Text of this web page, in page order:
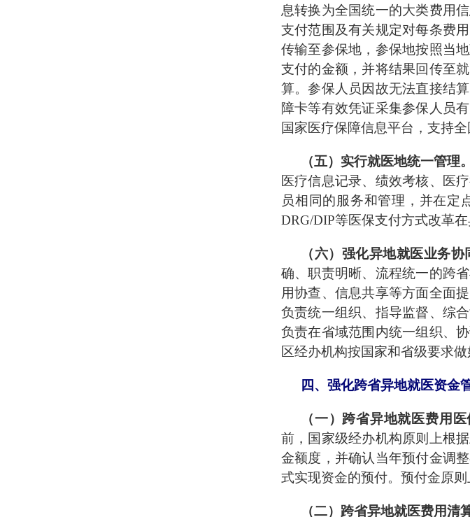
息转换为全国统一的大类费用
支付范围及有关规定对每条费
传输至参保地，参保地按照当
支付的金额，并将结果回传至
算。参保人员因故无法直接结
障卡等有效凭证采集参保人员
国家医疗保障信息平台，支持
（五）实行就医地统一管理。
医疗信息记录、绩效考核、医
员相同的服务和管理，并在定
DRG/DIP等医保支付方式改革
（六）强化异地就医业务
确、职责明晰、流程统一的跨
用协查、信息共享等方面全面
负责统一组织、指导监督、综
负责在省域范围内统一组织、
区经办机构按国家和省级要求
四、强化跨省异地就医资金
（一）跨省异地就医费用
前，国家级经办机构原则上根
金额度，并确认当年预付金调
式实现资金的预付。预付金原
（二）跨省异地就医费用